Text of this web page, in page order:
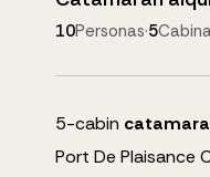
10Personas·5
5-cabin
Port De Plaisance